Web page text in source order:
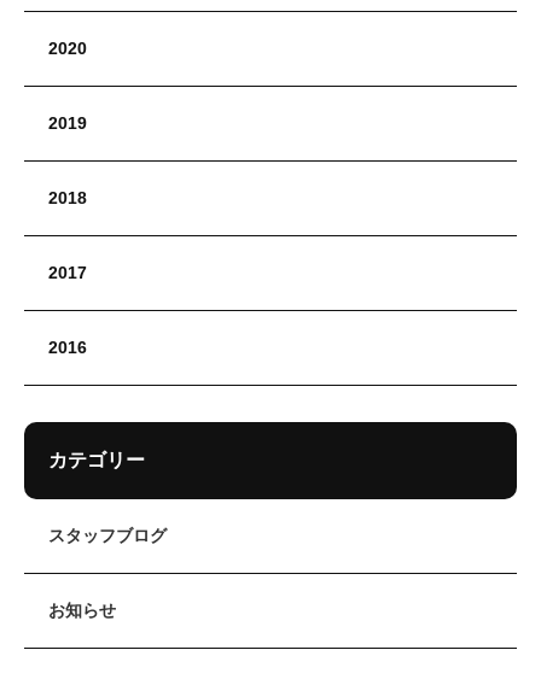
2020
2019
2018
2017
2016
カテゴリー
スタッフブログ
お知らせ